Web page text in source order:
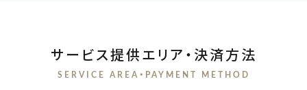
サービス提供エリア・決済方法
SERVICE AREA・PAYMENT METHOD